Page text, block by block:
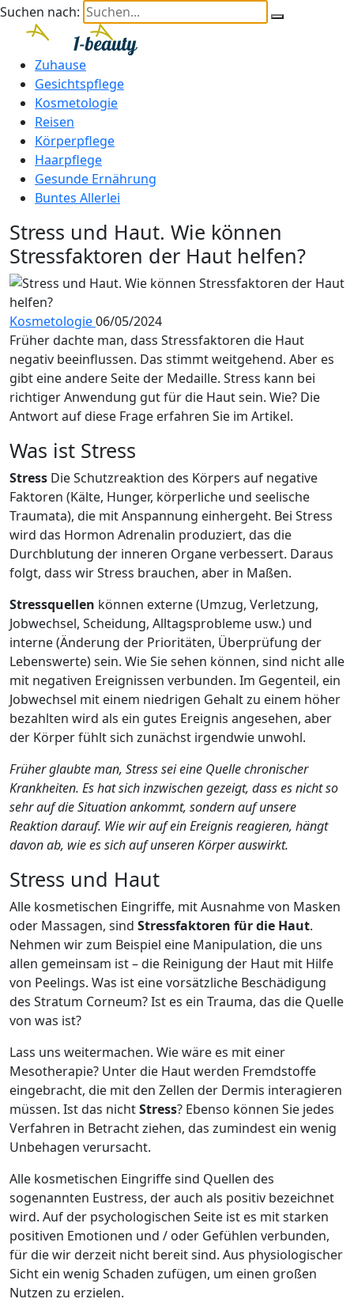
Suchen nach:
Zuhause
Gesichtspflege
Kosmetologie
Reisen
Körperpflege
Haarpflege
Gesunde Ernährung
Buntes Allerlei
Stress und Haut. Wie können
Stressfaktoren der Haut helfen?
Kosmetologie06/05/2024
Früher dachte man, dass Stressfaktoren die Haut
negativ beeinflussen. Das stimmt weitgehend. Aber es
gibt eine andere Seite der Medaille. Stress kann bei
richtiger Anwendung gut für die Haut sein. Wie? Die
Antwort auf diese Frage erfahren Sie im Artikel.
Was ist Stress
Stress Die Schutzreaktion des Körpers auf negative
Faktoren (Kälte, Hunger, körperliche und seelische
Traumata), die mit Anspannung einhergeht. Bei Stress
wird das Hormon Adrenalin produziert, das die
Durchblutung der inneren Organe verbessert. Daraus
folgt, dass wir Stress brauchen, aber in Maßen.
Stressquellen können externe (Umzug, Verletzung,
Jobwechsel, Scheidung, Alltagsprobleme usw.) und
interne (Änderung der Prioritäten, Überprüfung der
Lebenswerte) sein. Wie Sie sehen können, sind nicht alle
mit negativen Ereignissen verbunden. Im Gegenteil, ein
Jobwechsel mit einem niedrigen Gehalt zu einem höher
bezahlten wird als ein gutes Ereignis angesehen, aber
der Körper fühlt sich zunächst irgendwie unwohl.
Früher glaubte man, Stress sei eine Quelle chronischer
Krankheiten. Es hat sich inzwischen gezeigt, dass es nicht so
sehr auf die Situation ankommt, sondern auf unsere
Reaktion darauf. Wie wir auf ein Ereignis reagieren, hängt
davon ab, wie es sich auf unseren Körper auswirkt.
Stress und Haut
Alle kosmetischen Eingriffe, mit Ausnahme von Masken
oder Massagen, sind Stressfaktoren für die Haut.
Nehmen wir zum Beispiel eine Manipulation, die uns
allen gemeinsam ist – die Reinigung der Haut mit Hilfe
von Peelings. Was ist eine vorsätzliche Beschädigung
des Stratum Corneum? Ist es ein Trauma, das die Quelle
von was ist?
Lass uns weitermachen. Wie wäre es mit einer
Mesotherapie? Unter die Haut werden Fremdstoffe
eingebracht, die mit den Zellen der Dermis interagieren
müssen. Ist das nichtStress? Ebenso können Sie jedes
Verfahren in Betracht ziehen, das zumindest ein wenig
Unbehagen verursacht.
Alle kosmetischen Eingriffe sind Quellen des
sogenannten Eustress, der auch als positiv bezeichnet
wird. Auf der psychologischen Seite ist es mit starken
positiven Emotionen und / oder Gefühlen verbunden,
für die wir derzeit nicht bereit sind. Aus physiologischer
Sicht ein wenig Schaden zufügen, um einen großen
Nutzen zu erzielen.